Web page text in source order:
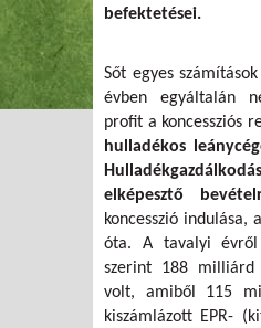
befektetései.
Sőt egyes
évben egyáltalán
profit a koncessziós
hulladékos
elképesztő
koncesszió indulása,
óta. A tavalyi évről
szerint 188 milliárd
volt, amiből 115
kiszámlázott EPR-